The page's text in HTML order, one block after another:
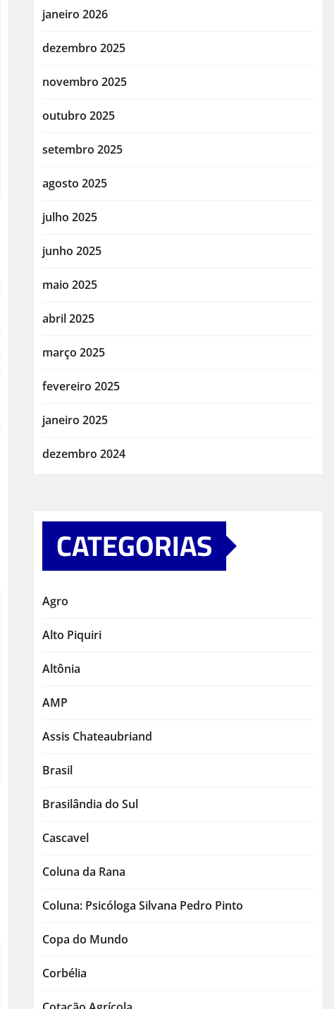
janeiro 2026
dezembro 2025
novembro 2025
outubro 2025
setembro 2025
agosto 2025
julho 2025
junho 2025
maio 2025
abril 2025
março 2025
fevereiro 2025
janeiro 2025
dezembro 2024
CATEGORIAS
Agro
Alto Piquiri
Altônia
AMP
Assis Chateaubriand
Brasil
Brasilândia do Sul
Cascavel
Coluna da Rana
Coluna: Psicóloga Silvana Pedro Pinto
Copa do Mundo
Corbélia